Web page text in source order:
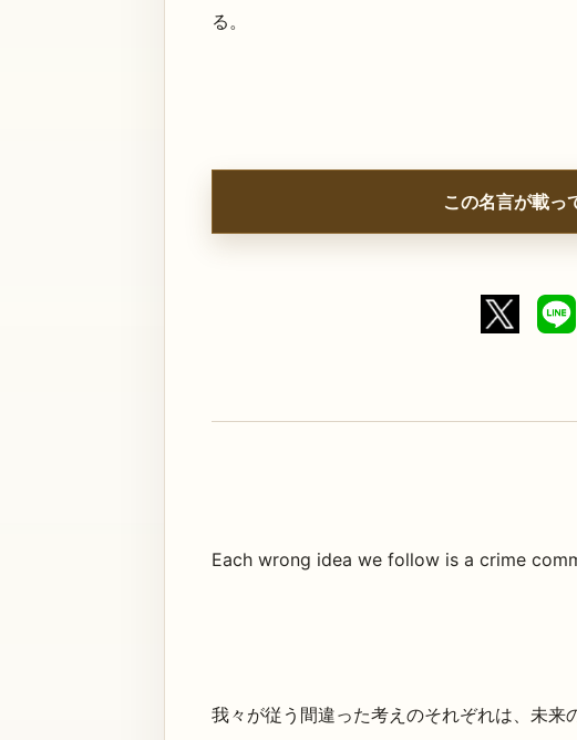
る。
この名言が載っ
Each wrong idea we follow is a crime
我々が従う間違った考えのそれぞれは、未来